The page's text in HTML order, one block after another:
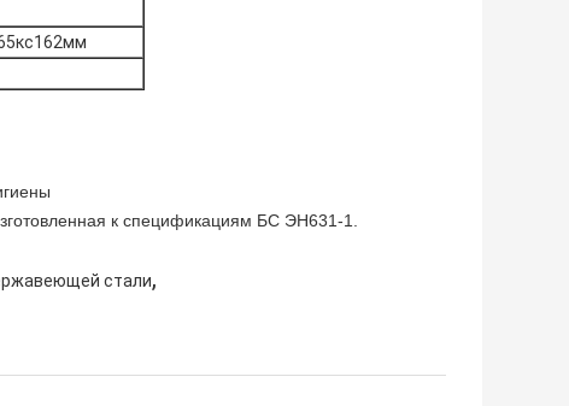
к спецификациям БС ЭН631-1.
стали,